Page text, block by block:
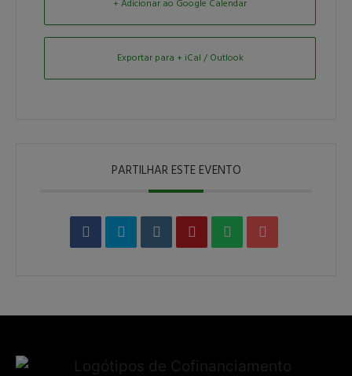
+ Adicionar ao Google Calendar
Exportar para + iCal / Outlook
PARTILHAR ESTE EVENTO